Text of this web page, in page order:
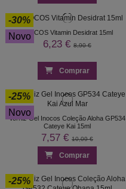
-30%
NovoINOCOS Vitamin Desidrat 15ml
6,23 € 8,90 €
Comprar
-25%
Novo
Verniz Gel Inocos Coleção Aloha GP534
Cateye Kai 15ml
7,57 € 10,09 €
Comprar
-25%